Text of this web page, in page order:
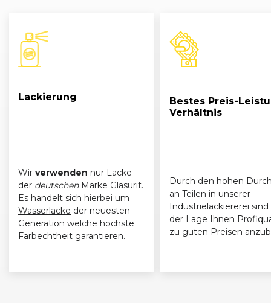
Lackierung
Wir verwenden nur Lacke
der deutschenMarke Glasurit.
Es handelt sich hierbei um
Wasserlacke der neuesten
Generation welche höchste
Farbechtheit garantieren.
Bestes Preis-
Verhältnis
Durch den hohen
an Teilen in unserer
Industrielackiererei sind
der Lage Ihnen
zu guten Preisen